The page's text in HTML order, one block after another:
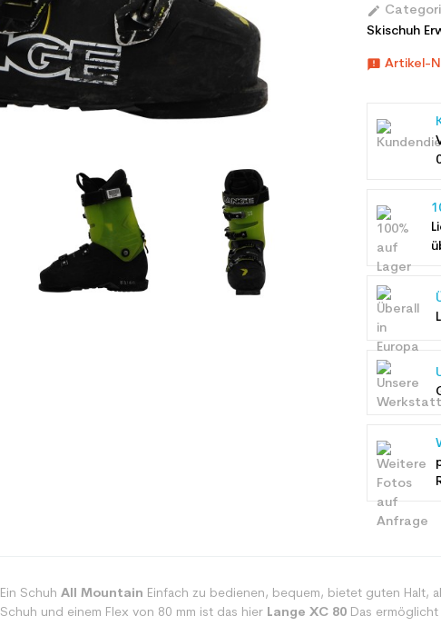
edit
Skischuh
announcement Artikel-
Ein Schuh All Mountain Einfach zu bedienen, bequem, bietet guten Halt,
Schuh und einem Flex von 80 mm ist das hier Lange XC 80Das ermöglicht